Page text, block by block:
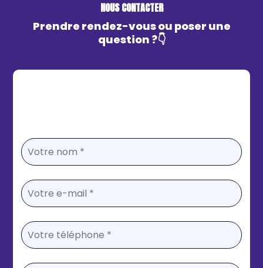
NOUS CONTACTER
Prendre rendez-vous ou poser une
question ?👇